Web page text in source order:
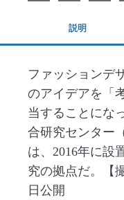
説明
ファッションデ
のアイデアを「
当することにな
合研究センター
は、2016年に設
究の拠点だ。【
日公開